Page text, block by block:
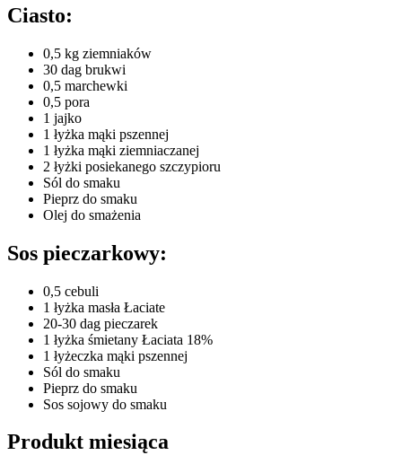
Ciasto:
0,5 kg ziemniaków
30 dag brukwi
0,5 marchewki
0,5 pora
1 jajko
1 łyżka mąki pszennej
1 łyżka mąki ziemniaczanej
2 łyżki posiekanego szczypioru
Sól do smaku
Pieprz do smaku
Olej do smażenia
Sos pieczarkowy:
0,5 cebuli
1 łyżka masła Łaciate
20-30 dag pieczarek
1 łyżka śmietany Łaciata 18%
1 łyżeczka mąki pszennej
Sól do smaku
Pieprz do smaku
Sos sojowy do smaku
Produkt miesiąca